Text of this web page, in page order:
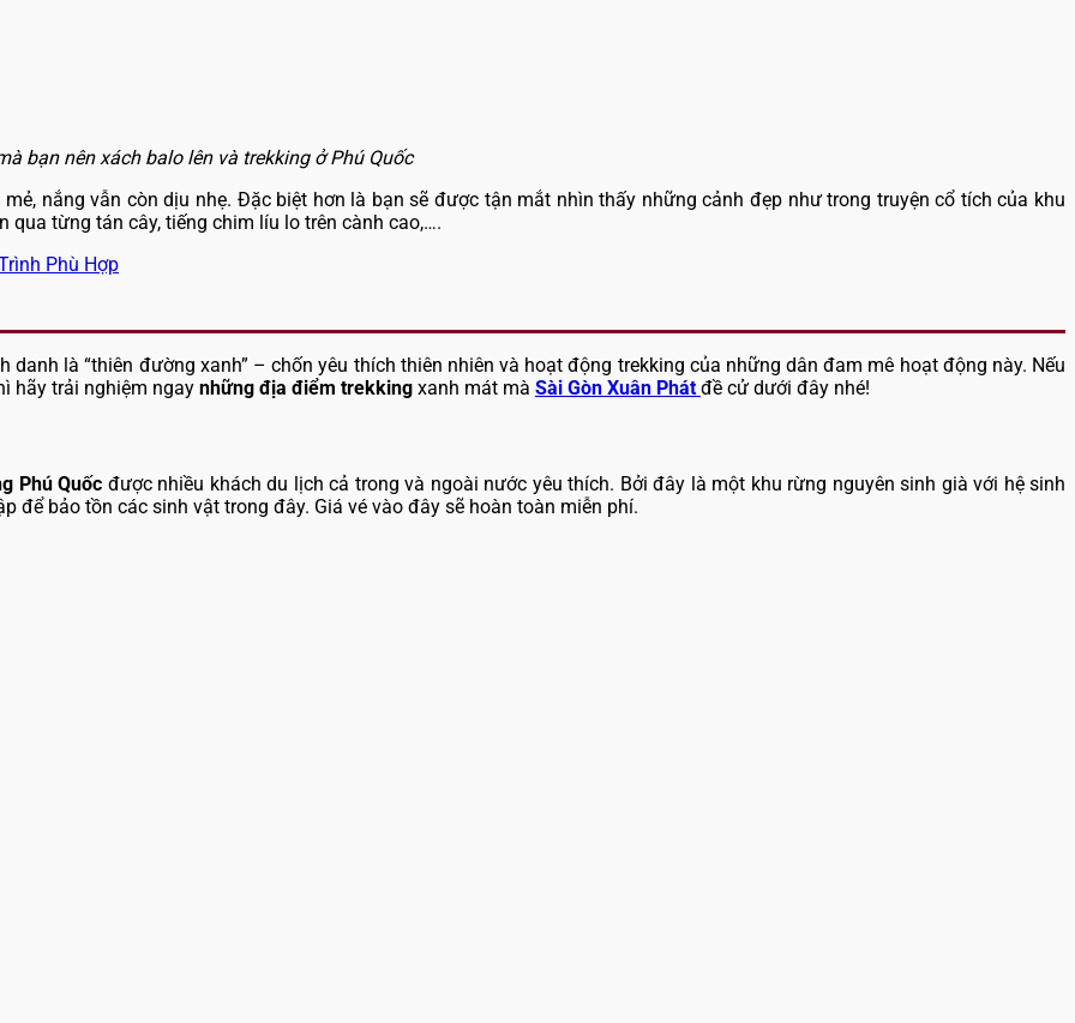
bạn nên xách balo lên và trekking ở Phú Quốc
nắng vẫn còn dịu nhẹ. Đặc biệt hơn là bạn sẽ được tận mắt nhìn thấy những cảnh đẹp như trong truyện cổ tích của khu
qua từng tán cây, tiếng chim líu lo trên cành cao,….
Phù Hợp
là “thiên đường xanh” – chốn yêu thích thiên nhiên và hoạt động trekking của những dân đam mê hoạt động này. Nếu
hãy trải nghiệm ngay những địa điểm trekking xanh mát mà Sài Gòn Xuân Phát đề cử dưới đây nhé!
Phú Quốc được nhiều khách du lịch cả trong và ngoài nước yêu thích. Bởi đây là một khu rừng nguyên sinh già với hệ sinh
bảo tồn các sinh vật trong đây. Giá vé vào đây sẽ hoàn toàn miễn phí.